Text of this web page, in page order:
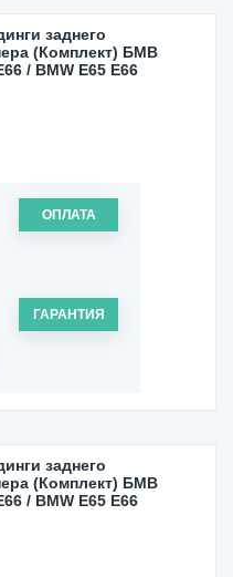
заднего
(Комплект) БМВ
/ BMW E65 E66
ОПЛАТА
ГАРАНТИЯ
заднего
(Комплект) БМВ
/ BMW E65 E66